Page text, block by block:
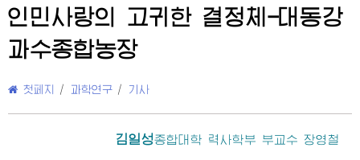
인민사랑의 고귀한 결정체-대동강
과수종합농장
첫페지 / 과학연구 / 기사
김일성종합대학 력사학부 부교수 장영철